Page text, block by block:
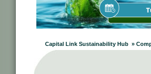
Capital Link Sustainability Hub »